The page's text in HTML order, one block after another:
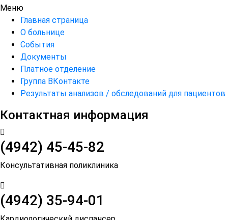
Меню
Главная страница
О больнице
События
Документы
Платное отделение
Группа ВКонтакте
Результаты анализов / обследований для пациентов
Контактная информация
(4942) 45-45-82
Консультативная поликлиника
(4942) 35-94-01